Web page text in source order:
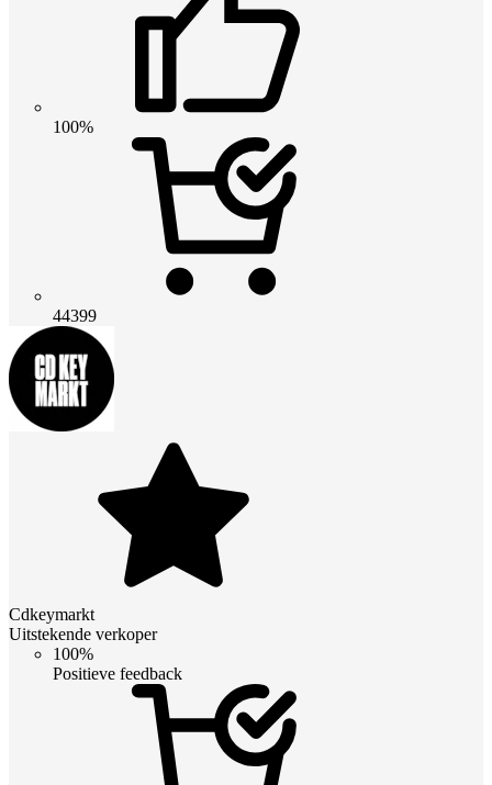
100%
44399
Cdkeymarkt
Uitstekende verkoper
100%
Positieve feedback